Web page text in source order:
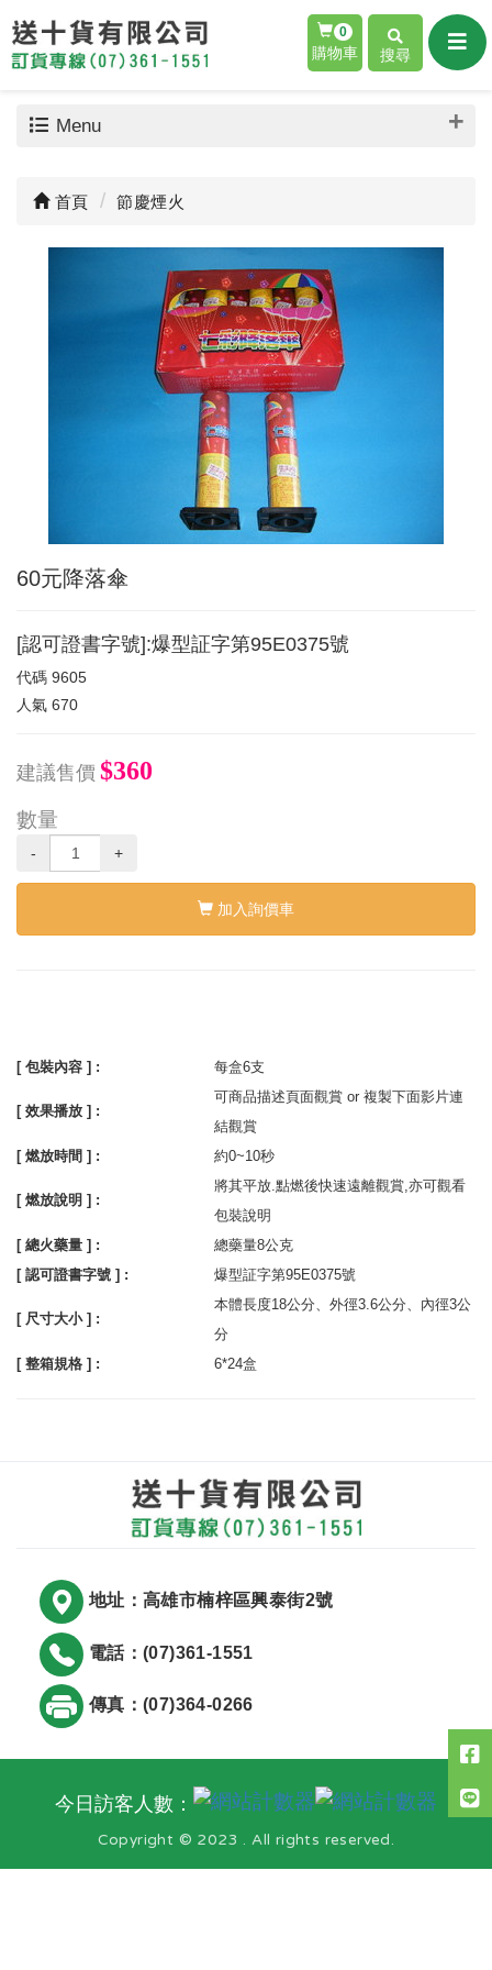
0
購物車 搜尋
Menu
首頁 節慶煙火
60元降落傘
[認可證書字號]:爆型証字第95E0375號
代碼 9605
人氣 670
建議售價 $360
數量
- +
加入詢價車
[ 包裝內容 ] : 每盒6支
[ 效果播放 ] :
可商品描述頁面觀賞 or 複製下面影片連
結觀賞
[ 燃放時間 ] :
約0~10秒
[ 燃放說明 ] :
將其平放.點燃後快速遠離觀賞,亦可觀看
包裝說明
[ 總火藥量 ] :
總藥量8公克
[ 認可證書字號 ] :
爆型証字第95E0375號
[ 尺寸大小 ] :
本體長度18公分、外徑3.6公分、內徑3公
分
[ 整箱規格 ] :
6*24盒
地址：高雄市楠梓區興泰街2號
電話：(07)361-1551
傳真：(07)364-0266
今日訪客人數：
Copyright © 2023 . All rights reserved.